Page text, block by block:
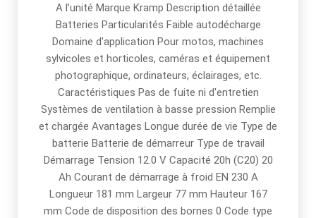
A l’unité Marque Kramp Description détaillée
Batteries Particularités Faible autodécharge
Domaine d'application Pour motos, machines
sylvicoles et horticoles, caméras et équipement
photographique, ordinateurs, éclairages, etc.
Caractéristiques Pas de fuite ni d'entretien
Systèmes de ventilation à basse pression Remplie
et chargée Avantages Longue durée de vie Type de
batterie Batterie de démarreur Type de travail
Démarrage Tension 12.0 V Capacité 20h (C20) 20
Ah Courant de démarrage à froid EN 230 A
Longueur 181 mm Largeur 77 mm Hauteur 167
mm Code de disposition des bornes 0 Code type